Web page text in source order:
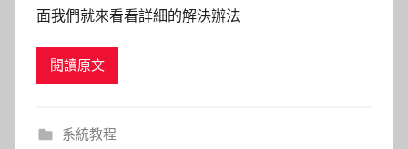
面我們就來看看詳細的解決辦法
閱讀原文
系統教程